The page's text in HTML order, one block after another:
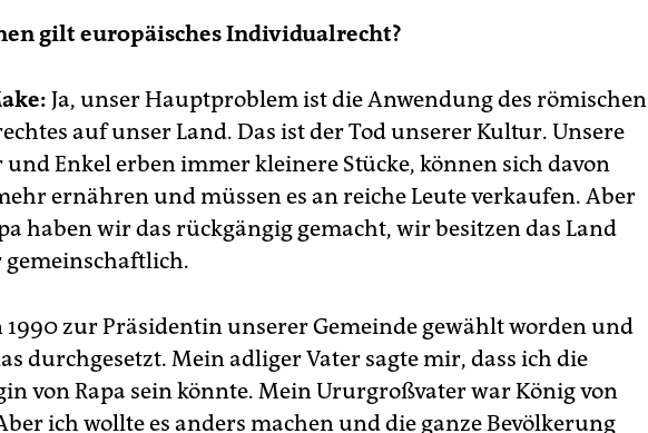
gilt europäisches Individualrecht?
Ja, unser Hauptproblem ist die Anwendung des römischen
auf unser Land. Das ist der Tod unserer Kultur. Unsere
Enkel erben immer kleinere Stücke, können sich davon
ernähren und müssen es an reiche Leute verkaufen. Aber
haben wir das rückgängig gemacht, wir besitzen das Land
gemeinschaftlich.
1990 zur Präsidentin unserer Gemeinde gewählt worden und
durchgesetzt. Mein adliger Vater sagte mir, dass ich die
von Rapa sein könnte. Mein Ururgroßvater war König von
ich wollte es anders machen und die ganze Bevölkerung